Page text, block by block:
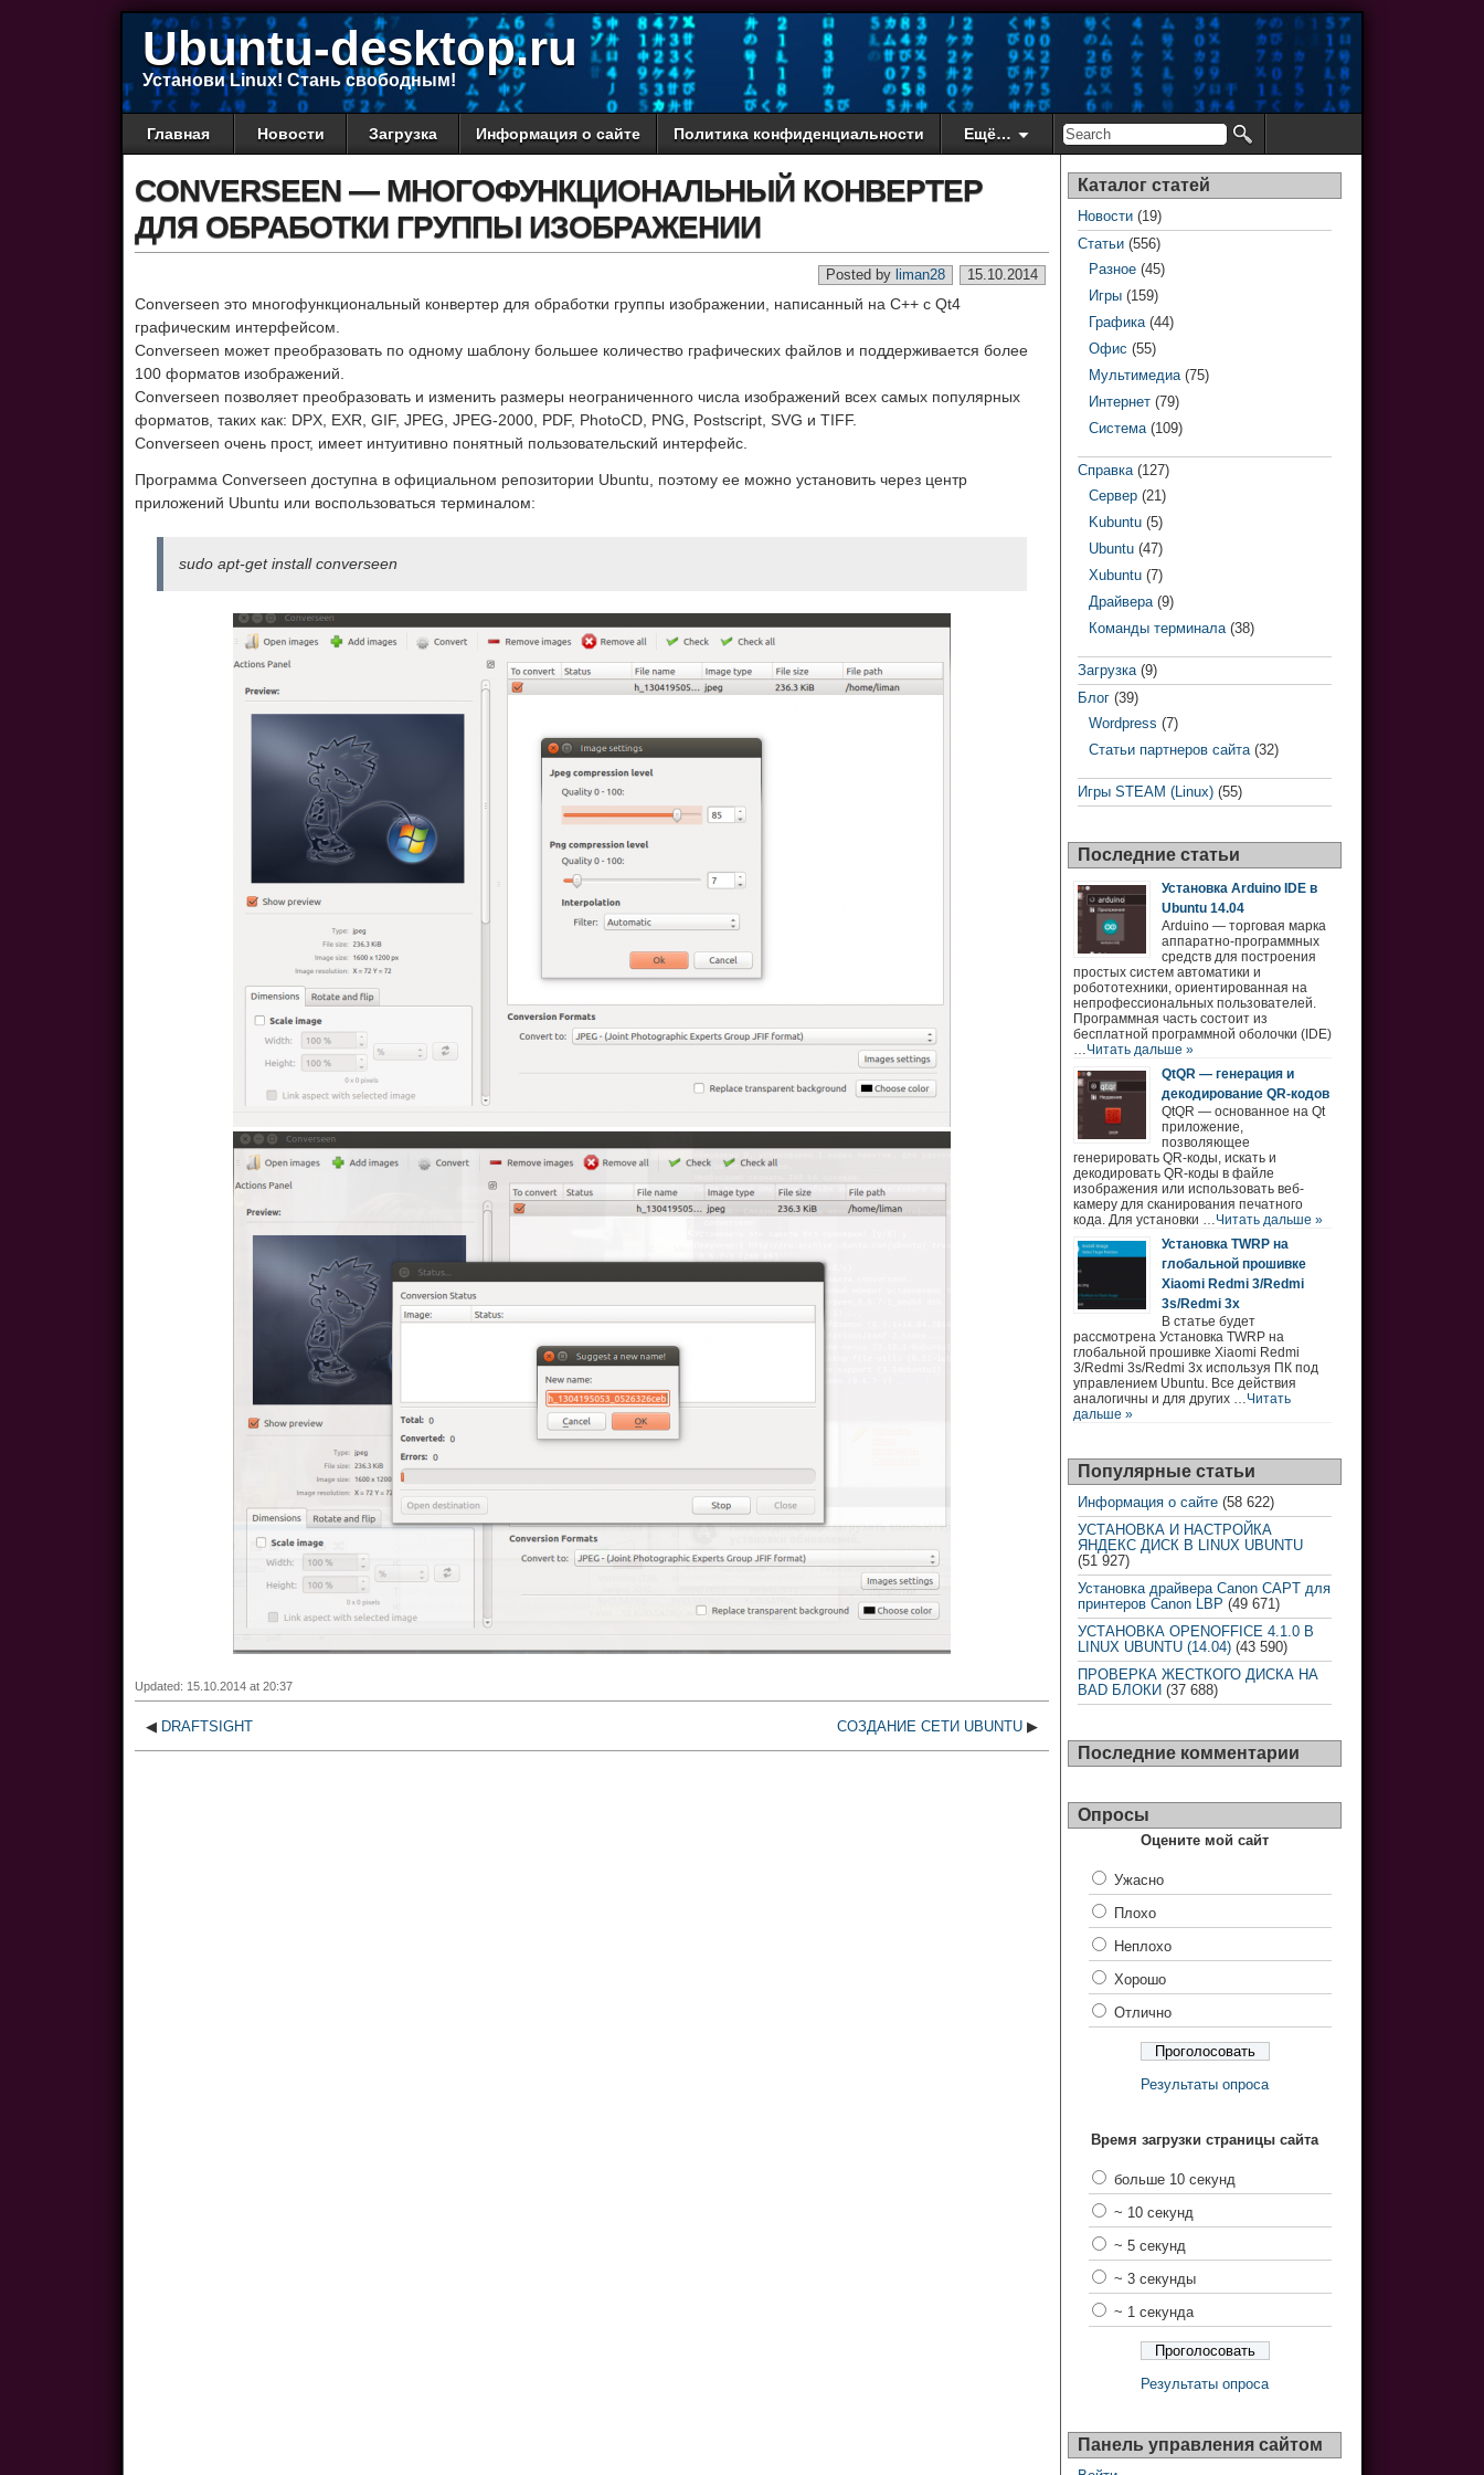
Ubuntu-desktop.ru
Установи Linux! Стань свободным!
Главная Новости Загрузка Информация о сайте Политика конфиденциальности Ещё…
CONVERSEEN — МНОГОФУНКЦИОНАЛЬНЫЙ КОНВЕРТЕР
ДЛЯ ОБРАБОТКИ ГРУППЫ ИЗОБРАЖЕНИИ
15.10.2014
Posted by liman28
Converseen это многофункциональный конвертер для обработки группы изображении, написанный на C++ с Qt4
графическим интерфейсом.
Converseen может преобразовать по одному шаблону большее количество графических файлов и поддерживается более
100 форматов изображений.
Converseen позволяет преобразовать и изменить размеры неограниченного числа изображений всех самых популярных
форматов, таких как: DPX, EXR, GIF, JPEG, JPEG-2000, PDF, PhotoCD, PNG, Postscript, SVG и TIFF.
Converseen очень прост, имеет интуитивно понятный пользовательский интерфейс.
Программа Converseen доступна в официальном репозитории Ubuntu, поэтому ее можно установить через центр
приложений Ubuntu или воспользоваться терминалом:
sudo apt-get install converseen
Updated: 15.10.2014 at 20:37
◀ DRAFTSIGHT СОЗДАНИЕ СЕТИ UBUNTU ▶
Каталог статей
Новости (19)
Статьи (556)
Разное (45)
Игры (159)
Графика(44)
Офис (55)
Мультимедиа(75)
Интернет (79)
Система(109)
Справка(127)
Сервер (21)
Kubuntu (5)
Ubuntu (47)
Xubuntu (7)
Драйвера(9)
Команды терминала(38)
Загрузка(9)
Блог (39)
Wordpress (7)
Статьи партнеров сайта(32)
Игры STEAM (Linux) (55)
Последние статьи
Установка Arduino IDE в
Ubuntu 14.04
Arduino — торговая марка
аппаратно-программных
средств для построения
простых систем автоматики и
робототехники, ориентированная на
непрофессиональных пользователей.
Программная часть состоит из
бесплатной программной оболочки (IDE)
…Читать дальше »
QtQR — генерация и
декодирование QR-кодов
QtQR — основанное на Qt
приложение,
позволяющее
генерировать QR-коды, искать и
декодировать QR-коды в файле
изображения или использовать веб-
камеру для сканирования печатного
кода. Для установки …Читать дальше »
Установка TWRP на
глобальной прошивке
Xiaomi Redmi 3/Redmi
3s/Redmi 3x
В статье будет
рассмотрена Установка TWRP на
глобальной прошивке Xiaomi Redmi
3/Redmi 3s/Redmi 3x используя ПК под
управлением Ubuntu. Все действия
аналогичны и для других …Читать
дальше »
Популярные статьи
Информация о сайте (58 622)
УСТАНОВКА И НАСТРОЙКА
ЯНДЕКС ДИСК В LINUX UBUNTU
(51 927)
Установка драйвера Canon CAPT для
принтеров Canon LBP (49 671)
УСТАНОВКА OPENOFFICE 4.1.0 В
LINUX UBUNTU (14.04) (43 590)
ПРОВЕРКА ЖЕСТКОГО ДИСКА НА
BAD БЛОКИ (37 688)
Последние комментарии
Опросы
Оцените мой сайт
Ужасно
Плохо
Неплохо
Хорошо
Отлично
Результаты опроса
Время загрузки страницы сайта
больше 10 секунд
~ 10 секунд
~ 5 секунд
~ 3 секунды
~ 1 секунда
Результаты опроса
Панель управления сайтом